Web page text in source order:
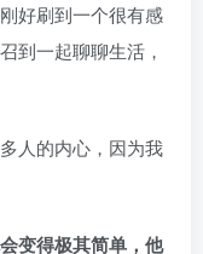
好刷到一个很有感
到一起聊聊生活，
人的内心，因为我
变得极其简单，他